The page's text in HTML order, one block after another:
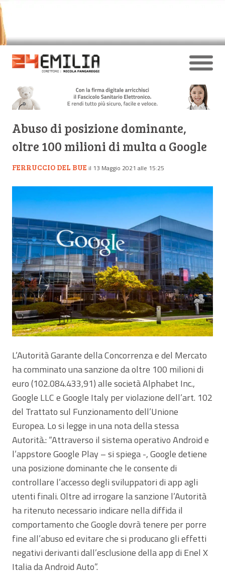
Abuso di posizione dominante,
oltre 100 milioni di multa a Google
FERRUCCIO DEL BUE il 13 Maggio 2021 alle 15:25
L’Autorità Garante della Concorrenza e del Mercato
ha comminato una sanzione da oltre 100 milioni di
euro (102.084.433,91) alle società Alphabet Inc.,
Google LLC e Google Italy per violazione dell’art. 102
del Trattato sul Funzionamento dell’Unione
Europea. Lo si legge in una nota della stessa
Autorità.: “Attraverso il sistema operativo Android e
l’appstore Google Play – si spiega -, Google detiene
una posizione dominante che le consente di
controllare l’accesso degli sviluppatori di app agli
utenti finali. Oltre ad irrogare la sanzione l’Autorità
ha ritenuto necessario indicare nella diffida il
comportamento che Google dovrà tenere per porre
fine all’abuso ed evitare che si producano gli effetti
negativi derivanti dall’esclusione della app di Enel X
Italia da Android Auto”.